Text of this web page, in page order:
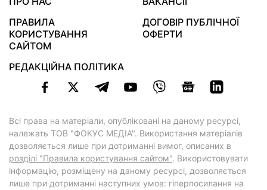
ПРАВИЛА
КОРИСТУВАННЯ
САЙТОМ
ДОГОВІР ПУБЛІЧНОЇ
ОФЕРТИ
РЕДАКЦІЙНА ПОЛІТИКА
Всі права на матеріали, опубліковані на даному ресурсі,
належать ТОВ "ФОКУС МЕДІА". Використання матеріалів
дозволяється лише при дотриманні вимог, описаних в
розділі "Правила користування сайтом". Використовувати
інформацію, розміщену на даному ресурсі, дозволяється
лише при дотриманні наступних умов: гіперпосилання на